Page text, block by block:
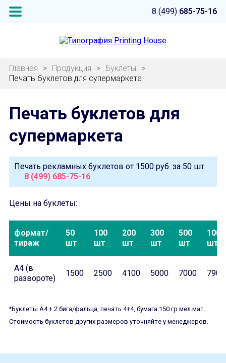
8 (499) 685-75-16
Главная > Продукция > Буклеты
>
Печать буклетов для супермаркета
Печать буклетов для
супермаркета
Печать рекламных буклетов от 1500 руб. за 50 шт.
8 (499) 685-75-16
Цены на буклеты:
формат/
тираж
50
шт
100
шт
200
шт
300
шт
500
шт
1000
шт
А4 (в
развороте)
1500 2500 4100 5000 7000 7900
*Буклеты А4 + 2 бига/фальца, печать 4+4, бумага 150 гр мел.мат.
Стоимость буклетов других размеров уточняйте у менеджеров.